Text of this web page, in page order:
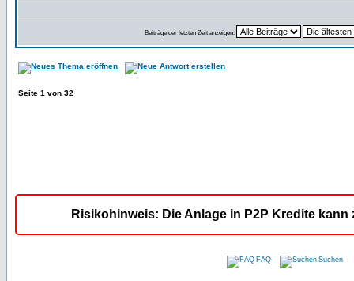
Beiträge der letzten Zeit anzeigen:
Seite 1 von 32
Risikohinweis: Die Anlage in P2P Kredite
FAQ Suchen